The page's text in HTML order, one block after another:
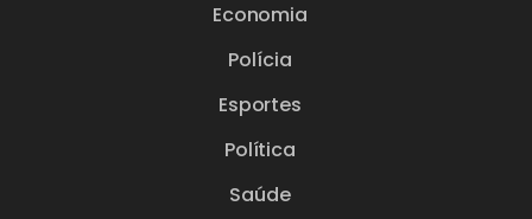
Economia
Polícia
Esportes
Política
Saúde